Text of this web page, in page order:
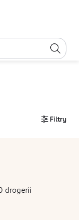
Filtry
drogerii